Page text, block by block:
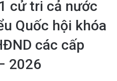
cử tri cả nước
Quốc hội khóa
các cấp
2026